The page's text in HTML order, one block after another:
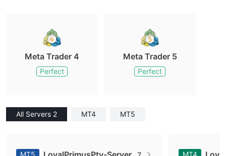
Meta Trader 4
Perfect
Meta Trader 5
Perfect
All Servers 2 MT4 MT5
MT5 MT4